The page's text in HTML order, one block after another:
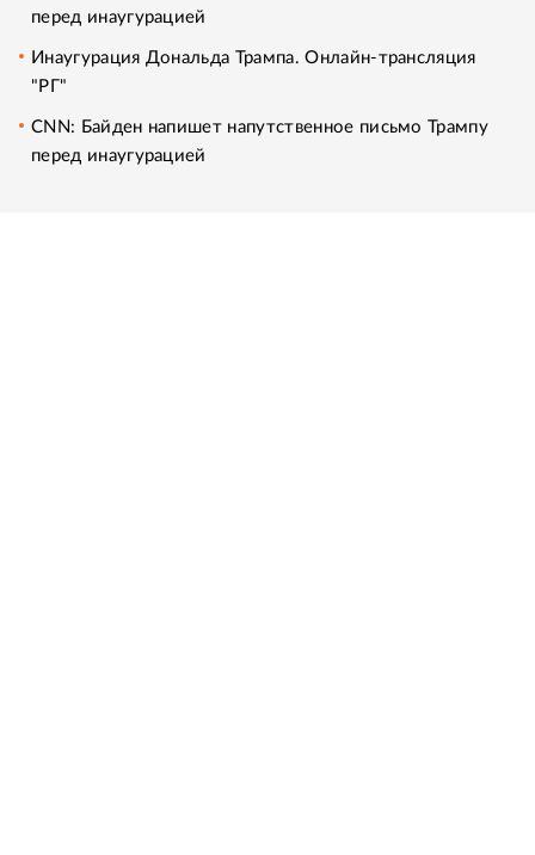
перед инаугурацией
Инаугурация Дональда Трампа. Онлайн-трансляция
"РГ"
CNN: Байден напишет напутственное письмо Трампу
перед инаугурацией